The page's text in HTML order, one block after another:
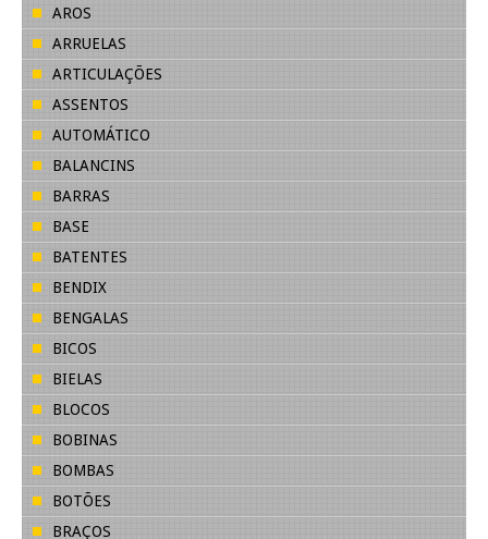
AROS
ARRUELAS
ARTICULAÇÕES
ASSENTOS
AUTOMÁTICO
BALANCINS
BARRAS
BASE
BATENTES
BENDIX
BENGALAS
BICOS
BIELAS
BLOCOS
BOBINAS
BOMBAS
BOTÕES
BRAÇOS